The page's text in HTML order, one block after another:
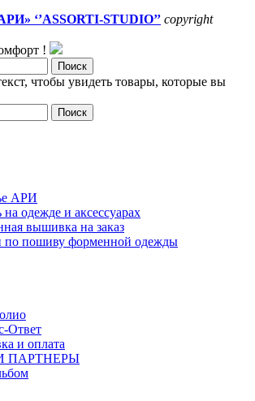
‘’ASSORTI-STUDIO’’ copyright
!
Поиск
чтобы увидеть товары, которые вы
Поиск
АРИ
на одежде и аксессуарах
вышивка на заказ
по пошиву форменной одежды
Ответ
и оплата
ПАРТНЕРЫ